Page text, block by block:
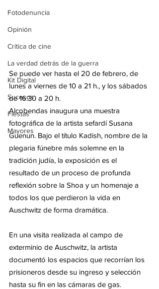
Fotodenuncia
Opinión
Crítica de cine
La verdad detrás de la guerra
Kit Digital
Sucesos
Fiestas
Mayores
Se puede ver hasta el 20 de febrero, de
lunes a viernes de 10 a 21 h., y los sábados
de 16:30 a 20 h.
Alcobendas inaugura una muestra
fotográfica de la artista sefardí Susana
Guenun. Bajo el título Kadish, nombre de la
plegaria fúnebre más solemne en la
tradición judía, la exposición es el
resultado de un proceso de profunda
reflexión sobre la Shoa y un homenaje a
todos los que perdieron la vida en
Auschwitz de forma dramática.
En una visita realizada al campo de
exterminio de Auschwitz, la artista
documentó los espacios que recorrían los
prisioneros desde su ingreso y selección
hasta su fin en las cámaras de gas.